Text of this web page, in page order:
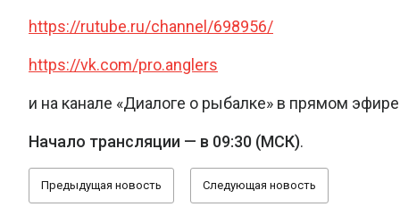
https://rutube.ru/channel/698956/
https://vk.com/pro.anglers
и на канале «Диалоге о рыбалке» в прямом
Начало трансляции — в 09:30 (МСК).
Предыдущая новость Следующая новость